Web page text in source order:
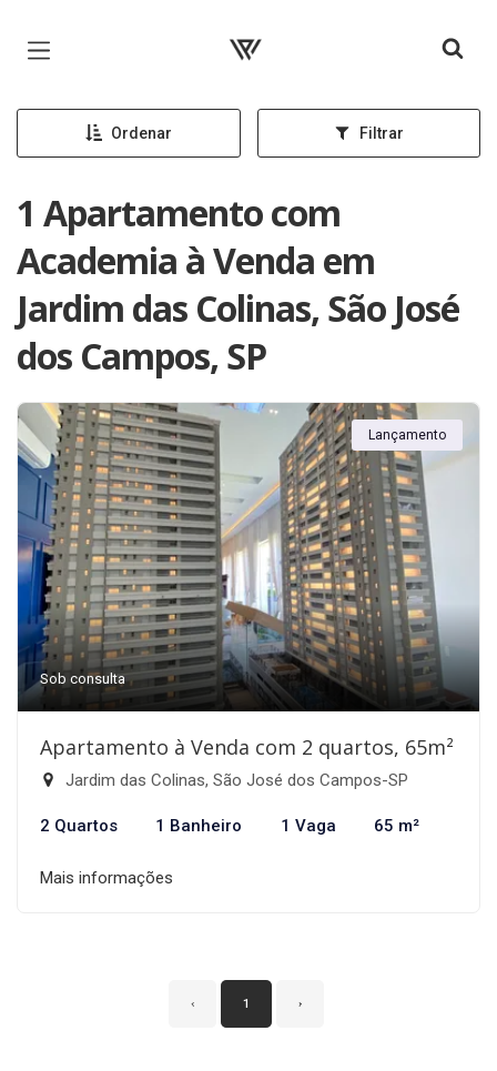
Página inicial
Ordenar Filtrar
1 Apartamento com
Academia à Venda em
Jardim das Colinas, São José
dos Campos, SP
Lançamento
Sob consulta
Apartamento à Venda com 2 quartos, 65m²
Jardim das Colinas, São José dos Campos-SP
2 Quartos 1 Banheiro 1 Vaga 65 m²
Mais informações
‹ 1 ›